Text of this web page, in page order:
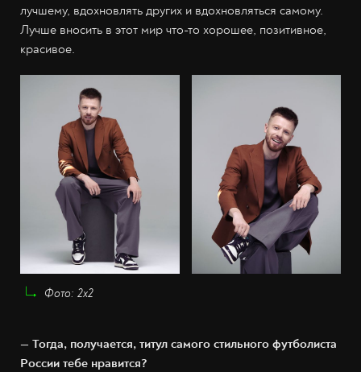
лучшему, вдохновлять других и вдохновляться самому.
Лучше вносить в этот мир что-то хорошее, позитивное,
красивое.
Фото: 2х2
— Тогда, получается, титул самого стильного футболиста
России тебе нравится?